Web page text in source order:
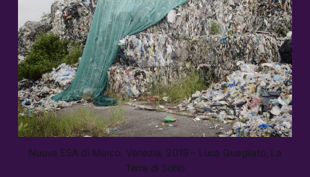
Nuova ESA di Marco, Venezia, 2019 – Luca Quagliato, La
Terra di Sotto